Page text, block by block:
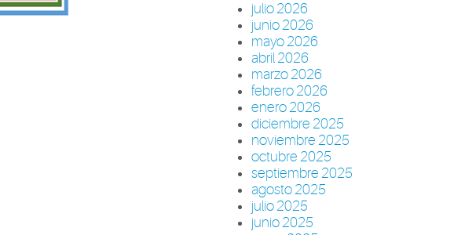
julio 2026
junio 2026
mayo 2026
abril 2026
marzo 2026
febrero 2026
enero 2026
diciembre 2025
noviembre 2025
octubre 2025
septiembre 2025
agosto 2025
julio 2025
junio 2025